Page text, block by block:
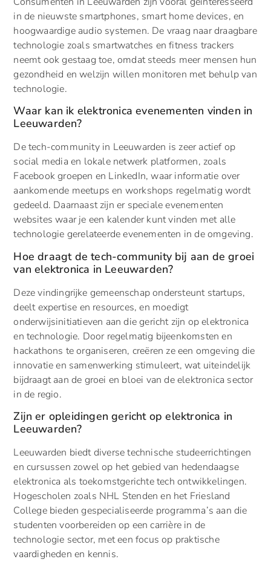
in de nieuwste smartphones, smart home devices, en
hoogwaardige audio systemen. De vraag naar draagbare
technologie zoals smartwatches en fitness trackers
neemt ook gestaag toe, omdat steeds meer mensen hun
gezondheid en welzijn willen monitoren met behulp van
technologie.
Waar kan ik elektronica evenementen vinden in
Leeuwarden?
De tech-community in Leeuwarden is zeer actief op
social media en lokale netwerk platformen, zoals
Facebook groepen en LinkedIn, waar informatie over
aankomende meetups en workshops regelmatig wordt
gedeeld. Daarnaast zijn er speciale evenementen
websites waar je een kalender kunt vinden met alle
technologie gerelateerde evenementen in de omgeving.
Hoe draagt de tech-community bij aan de groei
van elektronica in Leeuwarden?
Deze vindingrijke gemeenschap ondersteunt startups,
deelt expertise en resources, en moedigt
onderwijsinitiatieven aan die gericht zijn op elektronica
en technologie. Door regelmatig bijeenkomsten en
hackathons te organiseren, creëren ze een omgeving die
innovatie en samenwerking stimuleert, wat uiteindelijk
bijdraagt aan de groei en bloei van de elektronica sector
in de regio.
Zijn er opleidingen gericht op elektronica in
Leeuwarden?
Leeuwarden biedt diverse technische studeerrichtingen
en cursussen zowel op het gebied van hedendaagse
elektronica als toekomstgerichte tech ontwikkelingen.
Hogescholen zoals NHL Stenden en het Friesland
College bieden gespecialiseerde programma’s aan die
studenten voorbereiden op een carrière in de
technologie sector, met een focus op praktische
vaardigheden en kennis.